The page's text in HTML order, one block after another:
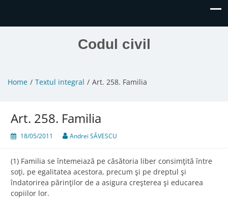
Codul civil
Home Textul integral Art. 258. Familia
Art. 258. Familia
18/05/2011 Andrei SĂVESCU
(1) Familia se întemeiază pe căsătoria liber consimţită între
soţi, pe egalitatea acestora, precum şi pe dreptul şi
îndatorirea părinţilor de a asigura creşterea şi educarea
copiilor lor.